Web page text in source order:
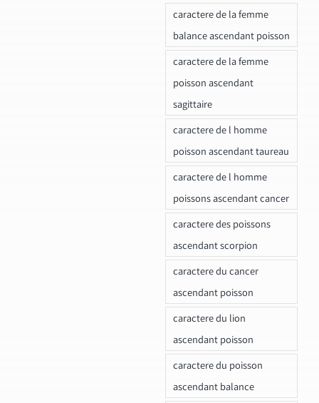
caractere de la femme
balance ascendant poisson
caractere de la femme
poisson ascendant
sagittaire
caractere de l homme
poisson ascendant taureau
caractere de l homme
poissons ascendant cancer
caractere des poissons
ascendant scorpion
caractere du cancer
ascendant poisson
caractere du lion
ascendant poisson
caractere du poisson
ascendant balance